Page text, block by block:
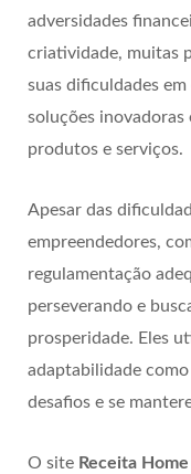
adversidades
criatividade, muitas
suas dificuldades
soluções inovadoras
produtos e serviços.
Apesar das
empreendedores,
regulamentação
perseverando e
prosperidade. Eles
adaptabilidade
desafios e se
O site Receita